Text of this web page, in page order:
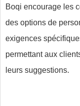
Boqi encourage les
des options de
exigences
permettant aux
leurs suggestions.